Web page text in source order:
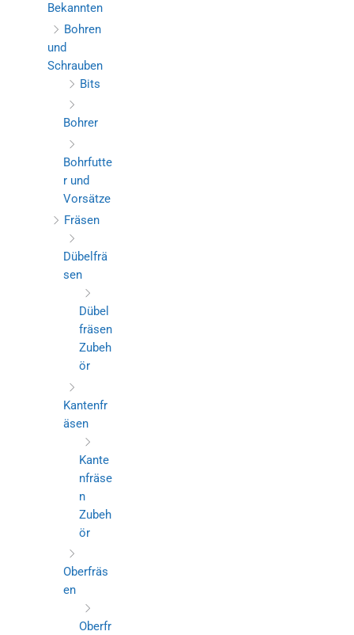
Bekannten
Bohren
und
Schrauben
Bits
Bohrer
Bohrfutte
r und
Vorsätze
Fräsen
Dübelfrä
sen
Dübel
fräsen
Zubeh
ör
Kantenfr
äsen
Kante
nfräse
n
Zubeh
ör
Oberfräs
en
Oberfr